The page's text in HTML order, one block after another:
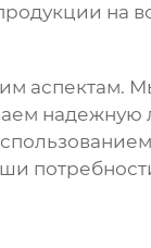
на
аспектам.
надежную